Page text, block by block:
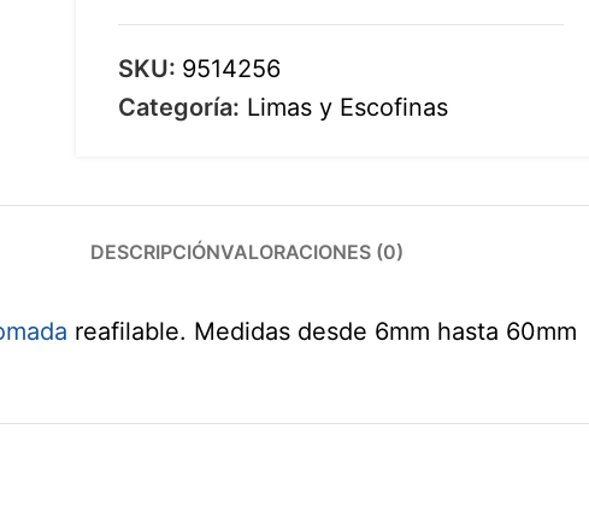
SKU: 9514256
Categoría: Limas y Escofinas
DESCRIPCIÓNVALORACIONES (0)
reafilable. Medidas desde 6mm hasta 60mm